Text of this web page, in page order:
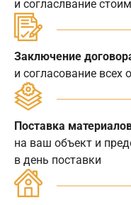
и согласлвание
Заключение
и согласование
Поставка
на ваш объект и
в день поставки